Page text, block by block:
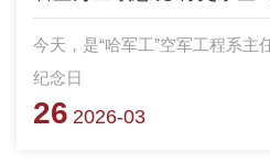
今天，是“哈军工”空军工程系主
纪念日
26 2026-03